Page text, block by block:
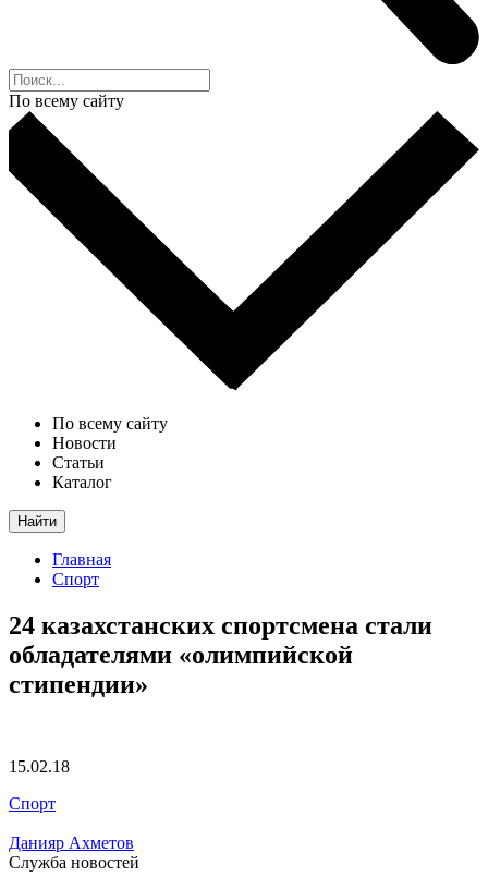
По всему сайту
По всему сайту
Новости
Статьи
Каталог
Найти
Главная
Спорт
24 казахстанских спортсмена стали
обладателями «олимпийской
стипендии»
15.02.18
Спорт
Данияр Ахметов
Служба новостей